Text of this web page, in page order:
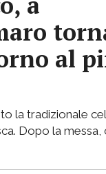
al
la tradizionale
Dopo la messa,